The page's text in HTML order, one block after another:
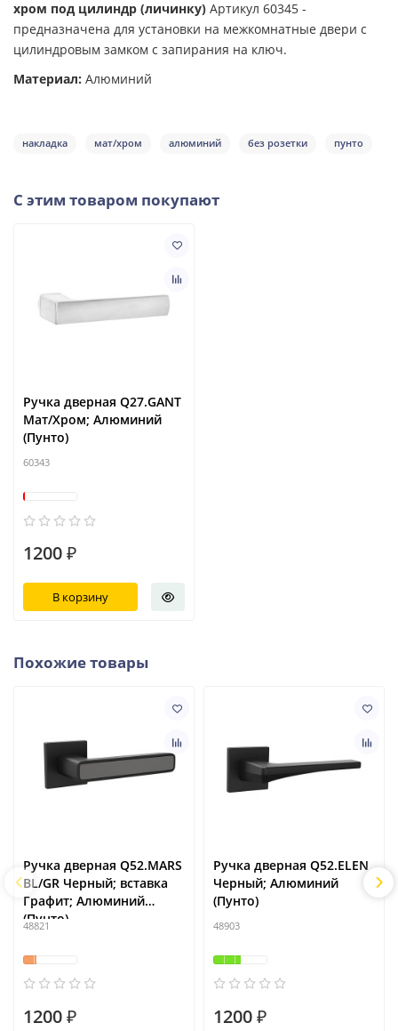
хром под цилиндр (личинку) Артикул 60345 -
предназначена для установки на межкомнатные двери с
цилиндровым замком с запирания на ключ.
Материал: Алюминий
накладка мат/хром алюминий без розетки пунто
С этим товаром покупают
Ручка дверная Q27.GANT
Мат/Хром; Алюминий
(Пунто)
60343
1200 ₽
В корзину
Похожие товары
Ручка дверная Q52.MARS
BL/GR Черный; вставка
Графит; Алюминий
(Пунто)
48821
1200 ₽
Ручка дверная Q52.ELEN
Черный; Алюминий
(Пунто)
48903
1200 ₽